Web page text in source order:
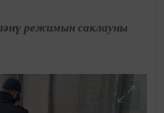
режимын саклауны